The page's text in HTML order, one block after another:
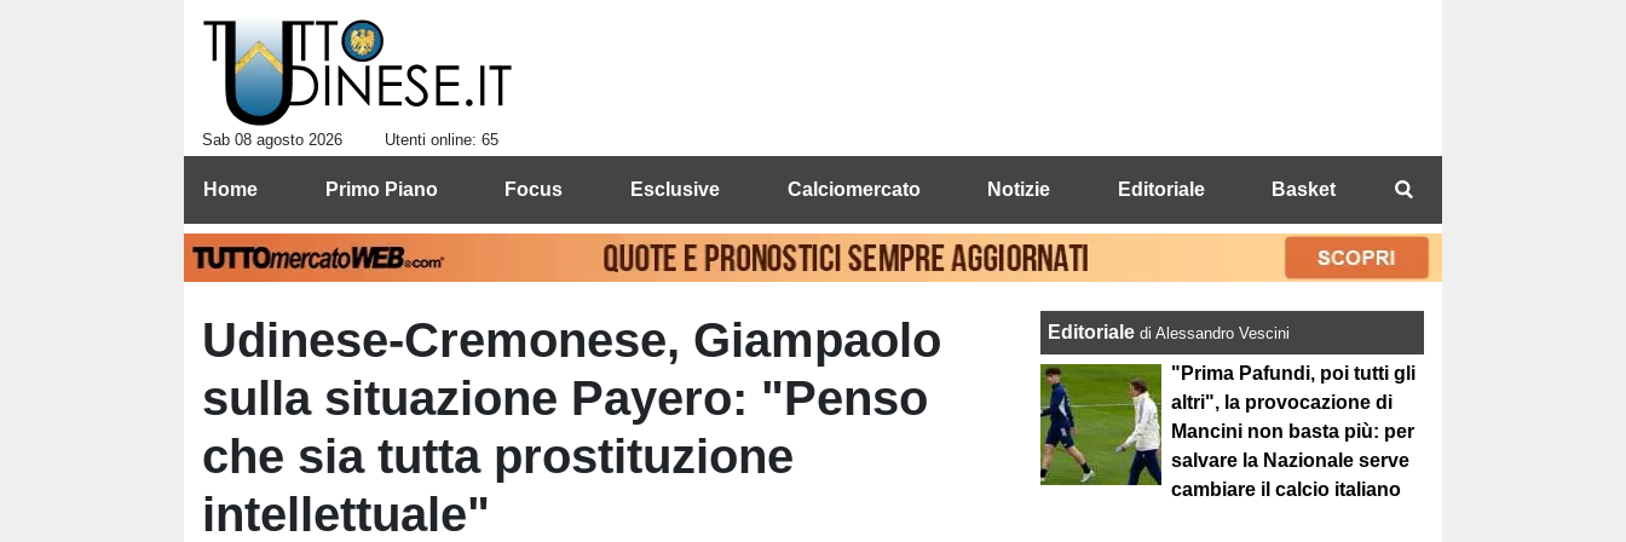
Sab 08 agosto 2026 Utenti online: 65
Home Primo Piano Focus Esclusive Calciomercato Notizie Editoriale Basket
Udinese-Cremonese, Giampaolo
sulla situazione Payero: "Penso
che sia tutta prostituzione
intellettuale"
Editorialedi Alessandro Vescini
"Prima Pafundi, poi tutti gli
altri", la provocazione di
Mancini non basta più: per
salvare la Nazionale serve
cambiare il calcio italiano